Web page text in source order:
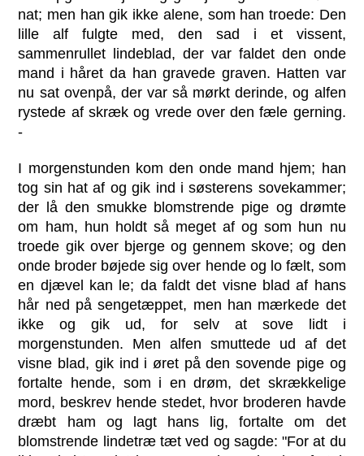
nat; men han gik ikke alene, som han troede: Den
lille alf fulgte med, den sad i et vissent,
sammenrullet lindeblad, der var faldet den onde
mand i håret da han gravede graven. Hatten var
nu sat ovenpå, der var så mørkt derinde, og alfen
rystede af skræk og vrede over den fæle gerning.
-
I morgenstunden kom den onde mand hjem; han
tog sin hat af og gik ind i søsterens sovekammer;
der lå den smukke blomstrende pige og drømte
om ham, hun holdt så meget af og som hun nu
troede gik over bjerge og gennem skove; og den
onde broder bøjede sig over hende og lo fælt, som
en djævel kan le; da faldt det visne blad af hans
hår ned på sengetæppet, men han mærkede det
ikke og gik ud, for selv at sove lidt i
morgenstunden. Men alfen smuttede ud af det
visne blad, gik ind i øret på den sovende pige og
fortalte hende, som i en drøm, det skrækkelige
mord, beskrev hende stedet, hvor broderen havde
dræbt ham og lagt hans lig, fortalte om det
blomstrende lindetræ tæt ved og sagde: "For at du